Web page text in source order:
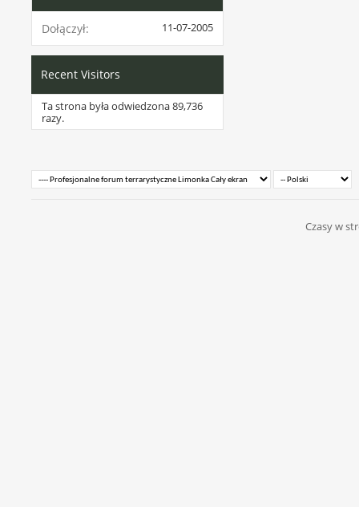
Dołączył 11-07-2005
Recent Visitors
Ta strona była odwiedzona89,736
razy.
Czasy w